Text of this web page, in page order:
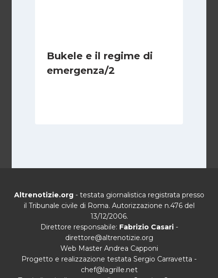
Bukele e il regime di
emergenza/2
Altrenotizie.org- testata giornalistica registrata presso
il Tribunale civile di Roma. Autorizzazione n.476 del
13/12/2006.
Direttore responsabile: Fabrizio Casari-
direttore@altrenotizie.org
Web Master Andrea Capponi
Progetto e realizzazione testata Sergio Carravetta -
chef@lagrille.net